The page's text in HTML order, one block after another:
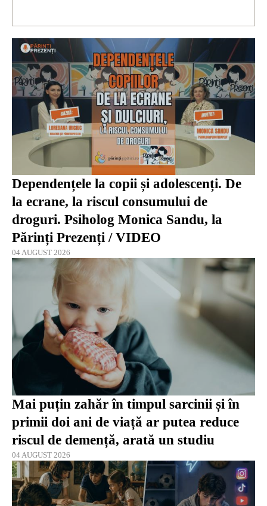
Dependențele la copii și adolescenți. De
la ecrane, la riscul consumului de
droguri. Psiholog Monica Sandu, la
Părinți Prezenți / VIDEO
04 AUGUST 2026
Mai puțin zahăr în timpul sarcinii și în
primii doi ani de viață ar putea reduce
riscul de demență, arată un studiu
04 AUGUST 2026